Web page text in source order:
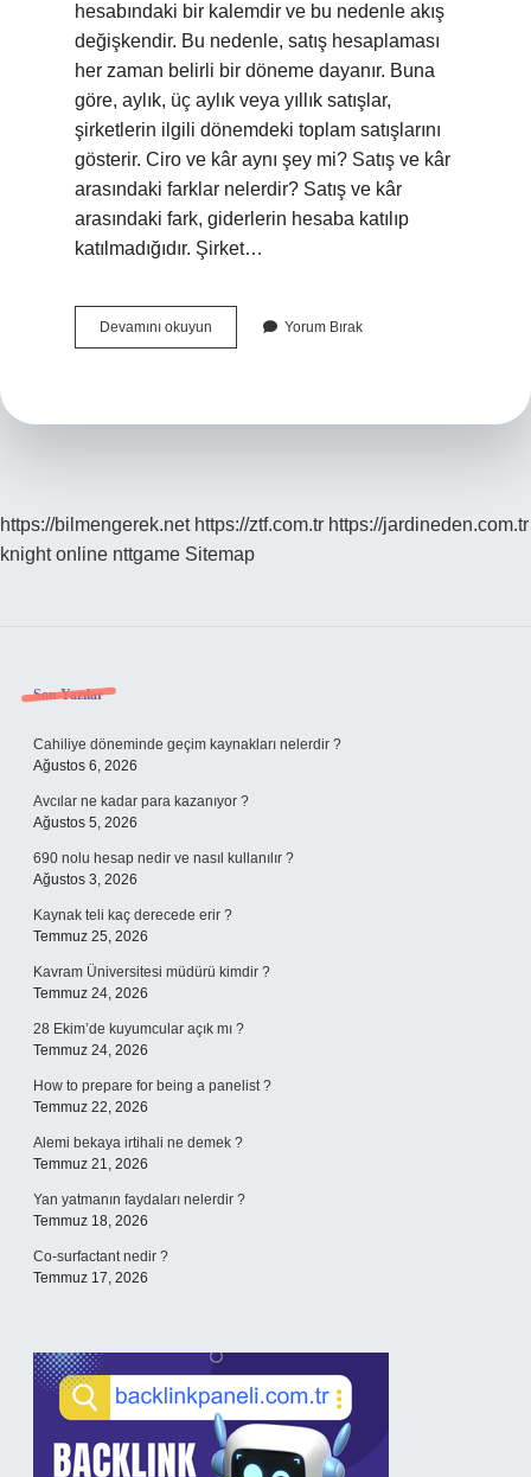
hesabındaki bir kalemdir ve bu nedenle akış
değişkendir. Bu nedenle, satış hesaplaması
her zaman belirli bir döneme dayanır. Buna
göre, aylık, üç aylık veya yıllık satışlar,
şirketlerin ilgili dönemdeki toplam satışlarını
gösterir. Ciro ve kâr aynı şey mi? Satış ve kâr
arasındaki farklar nelerdir? Satış ve kâr
arasındaki fark, giderlerin hesaba katılıp
katılmadığıdır. Şirket…
Devamını okuyun
Sonu
Yorum Bırak
https://bilmengerek.net https://ztf.com.tr https://jardineden.com.tr
knight online nttgame Sitemap
Sidebar
Son Yazılar
Cahiliye döneminde geçim kaynakları nelerdir ?
Ağustos 6, 2026
Avcılar ne kadar para kazanıyor ?
Ağustos 5, 2026
690 nolu hesap nedir ve nasıl kullanılır ?
Ağustos 3, 2026
Kaynak teli kaç derecede erir ?
Temmuz 25, 2026
Kavram Üniversitesi müdürü kimdir ?
Temmuz 24, 2026
28 Ekim’de kuyumcular açık mı ?
Temmuz 24, 2026
How to prepare for being a panelist ?
Temmuz 22, 2026
Alemi bekaya irtihali ne demek ?
Temmuz 21, 2026
Yan yatmanın faydaları nelerdir ?
Temmuz 18, 2026
Co-surfactant nedir ?
Temmuz 17, 2026